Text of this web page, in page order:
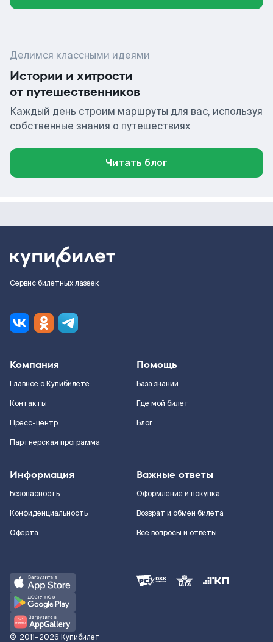
Делимся классными идеями
Истории и хитрости
от путешественников
Каждый день строим маршруты для вас, используя
собственные знания о путешествиях
Читать блог
Сервис билетных лазеек
Компания
Главное о Купибилете
Контакты
Пресс-центр
Партнерская программа
Помощь
База знаний
Где мой билет
Блог
Информация
Безопасность
Конфиденциальность
Оферта
Важные ответы
Оформление и покупка
Возврат и обмен билета
Все вопросы и ответы
© 2011–2026 Купибилет